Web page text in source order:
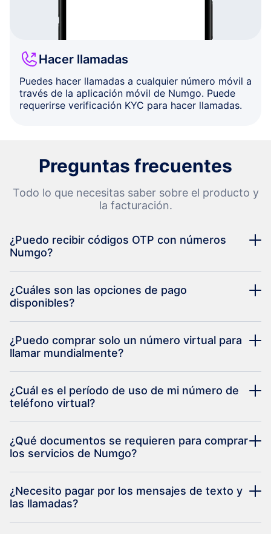
Hacer llamadas
Puedes hacer llamadas a cualquier número móvil a
través de la aplicación móvil de Numgo. Puede
requerirse verificación KYC para hacer llamadas.
Preguntas frecuentes
Todo lo que necesitas saber sobre el producto y
la facturación.
¿Puedo recibir códigos OTP con números
Numgo?
¿Cuáles son las opciones de pago
disponibles?
¿Puedo comprar solo un número virtual para
llamar mundialmente?
¿Cuál es el período de uso de mi número de
teléfono virtual?
¿Qué documentos se requieren para comprar
los servicios de Numgo?
¿Necesito pagar por los mensajes de texto y
las llamadas?